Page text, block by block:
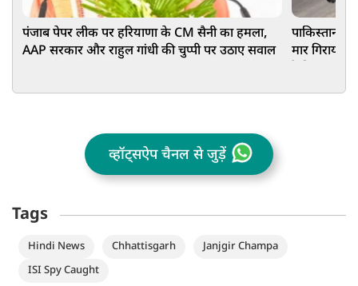
पंजाब पेपर लीक पर हरियाणा के CM सैनी का हमला,
AAP सरकार और राहुल गांधी की चुप्पी पर उठाए सवाल
पाकिस्तान
मार गिराया
व्हॉट्सऐप चैनल से जुड़ें
Tags
Hindi News Chhattisgarh
Janjgir Champa
ISI Spy Caught